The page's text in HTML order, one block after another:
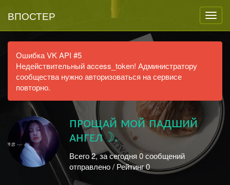
ВПОСТЕР
Ошибка VK API #5
Недействительный access_token! Администратору
сообщества нужно авторизоваться на сервисе
повторно.
пᴘᴏщᴀй ᴍᴏй пᴀдший
ᴀʜгᴇл☽.
Всего 2, за сегодня 0 сообщений
отправлено / Рейтинг 0